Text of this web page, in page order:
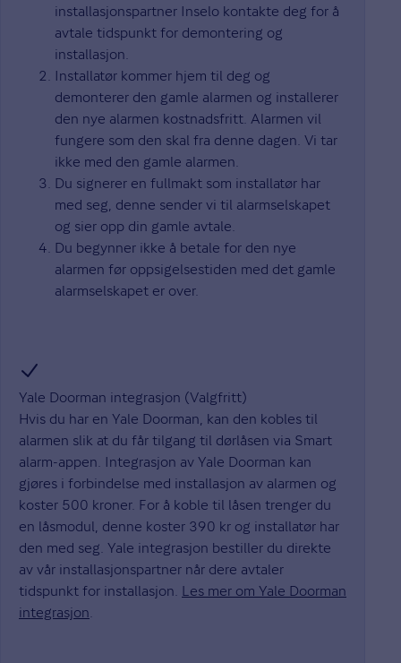
installasjonspartner Inselo kontakte deg for å
avtale tidspunkt for demontering og
installasjon.
Installatør kommer hjem til deg og
demonterer den gamle alarmen og installerer
den nye alarmen kostnadsfritt. Alarmen vil
fungere som den skal fra denne dagen. Vi tar
ikke med den gamle alarmen.
Du signerer en fullmakt som installatør har
med seg, denne sender vi til alarmselskapet
og sier opp din gamle avtale.
Du begynner ikke å betale for den nye
alarmen før oppsigelsestiden med det gamle
alarmselskapet er over.
Yale Doorman integrasjon (Valgfritt)
Hvis du har en Yale Doorman, kan den kobles til
alarmen slik at du får tilgang til dørlåsen via Smart
alarm-appen. Integrasjon av Yale Doorman kan
gjøres i forbindelse med installasjon av alarmen og
koster 500 kroner. For å koble til låsen trenger du
en låsmodul, denne koster 390 kr og installatør har
den med seg. Yale integrasjon bestiller du direkte
av vår installasjonspartner når dere avtaler
tidspunkt for installasjon. Les mer om Yale Doorman
integrasjon.